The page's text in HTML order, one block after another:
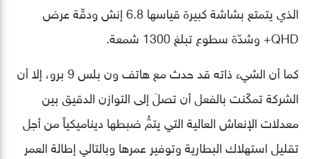
الذي يتمتع بشاشة كبيرة قياسها 6.8 إنش ودقّة عرض
QHD+ وشدّة سطوع تبلغ 1300 شمعة.
كما أن الشيء ذاته قد حدث مع هاتف ون بلس 9 برو، إلا أن
الشركة تمكّنت بالفعل أن تصلَ إلى التوازن الدقيق بين
معدلات الإنعاش العالية التي يتمُّ ضبطها ديناميكياً من أجل
تقليل استهلاك البطارية وتوفير عمرها وبالتالي إطالة العمر